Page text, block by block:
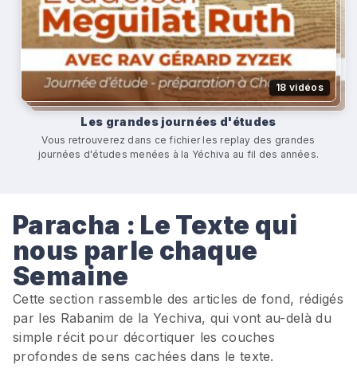
18 vidéos
Les grandes journées d'études
Vous retrouverez dans ce fichier les replay des grandes
journées d'études menées à la Yéchiva au fil des années.
Paracha : Le Texte qui
nous parle chaque
Semaine
Cette section rassemble des articles de fond, rédigés
par les Rabanim de la Yechiva, qui vont au-delà du
simple récit pour décortiquer les couches
profondes de sens cachées dans le texte.